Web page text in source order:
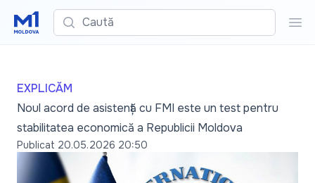
Caută
EXPLICĂM
Noul acord de asistență cu FMI este un test pentru
stabilitatea economică a Republicii Moldova
Publicat 20.05.2026 20:50